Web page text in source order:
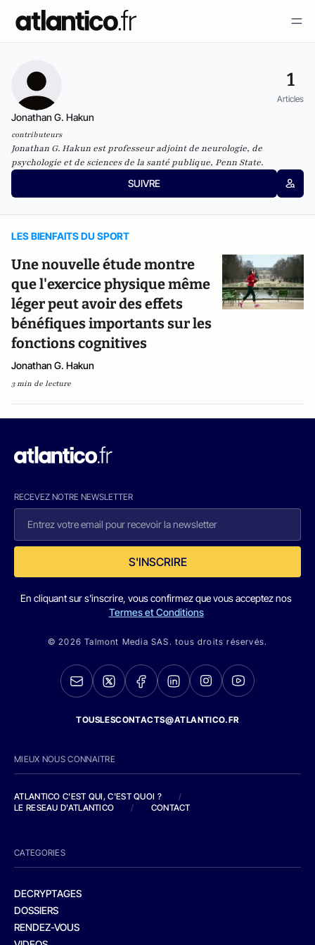
1
Articles
Jonathan G. Hakun
contributeurs
Jonathan G. Hakun est professeur adjoint de neurologie, de
psychologie et de sciences de la santé publique, Penn State.
SUIVRE
LES BIENFAITS DU SPORT
Une nouvelle étude montre
que l'exercice physique même
léger peut avoir des effets
bénéfiques importants sur les
fonctions cognitives
Jonathan G. Hakun
3 min de lecture
RECEVEZ NOTRE NEWSLETTER
S'INSCRIRE
En cliquant sur s'inscrire, vous confirmez que vous acceptez nos
Termes et Conditions
© 2026 Talmont Media SAS. tous droits réservés.
TOUSLESCONTACTS@ATLANTICO.FR
MIEUX NOUS CONNAITRE
ATLANTICO C'EST QUI, C'EST QUOI ?
/
LE RESEAU D'ATLANTICO
/ CONTACT
CATEGORIES
DECRYPTAGES
DOSSIERS
RENDEZ-VOUS